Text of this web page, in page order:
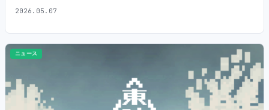
2026.05.07
ニュース